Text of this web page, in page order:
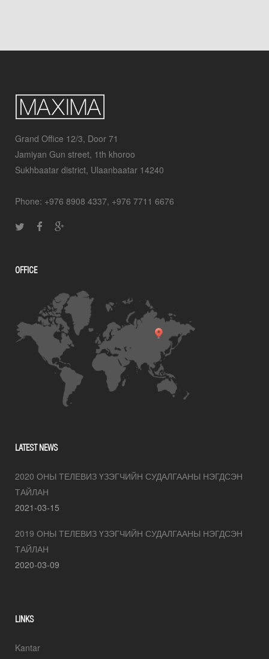
Grand Office 12/3, Door 71
Jamiyan Gun street, 1th khoroo
Sukhbaatar district, Ulaanbaatar 14240
Phone: +976 8908 4337, +976 7711 6676
OFFICE
LATEST NEWS
2020 ОНЫ ТЕЛЕВИЗ ҮЗЭГЧИЙН СУДАЛГААНЫ НЭГДСЭН
ТАЙЛАН
2021-03-15
2019 ОНЫ ТЕЛЕВИЗ ҮЗЭГЧИЙН СУДАЛГААНЫ НЭГДСЭН
ТАЙЛАН
2020-03-09
LINKS
Kantar